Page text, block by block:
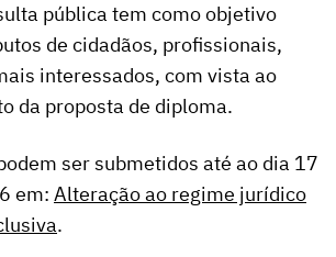
pública tem como objetivo
de cidadãos, profissionais,
interessados, com vista ao
da proposta de diploma.
ser submetidos até ao dia 17
em: Alteração ao regime jurídico
.